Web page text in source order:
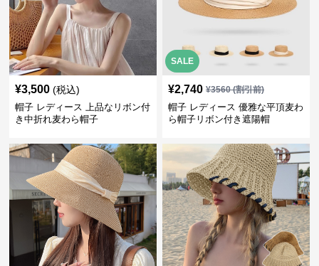
¥3,500 (税込)
帽子 レディース 上品なリボン付
き中折れ麦わら帽子
SALE
¥2,740 ¥3560(割引前)
帽子 レディース 優雅な平頂麦わ
ら帽子リボン付き遮陽帽